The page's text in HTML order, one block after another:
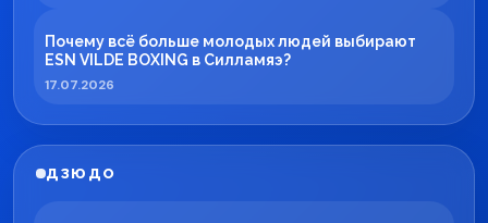
Почему всё больше молодых людей выбирают
ESN VILDE BOXING в Силламяэ?
17.07.2026
ДЗЮДО